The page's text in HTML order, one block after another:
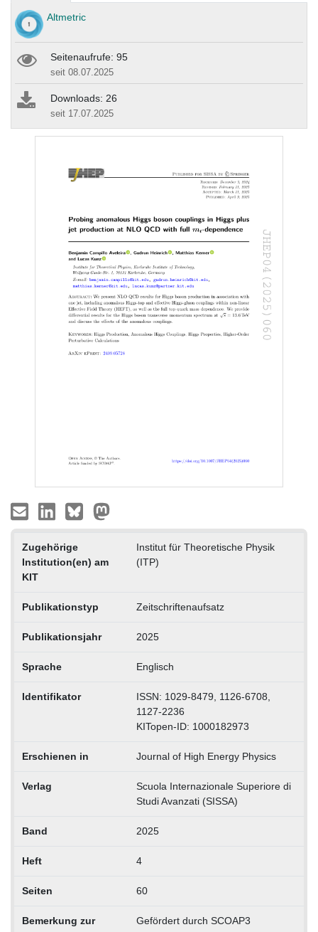
Altmetric
Seitenaufrufe: 95
seit 08.07.2025
Downloads: 26
seit 17.07.2025
Zugehörige
Institution(en) am
KIT
Institut für Theoretische Physik
(ITP)
Publikationstyp Zeitschriftenaufsatz
Publikationsjahr 2025
Sprache Englisch
Identifikator
ISSN: 1029-8479, 1126-6708,
1127-2236
KITopen-ID: 1000182973
Erschienen in Journal of High Energy Physics
Verlag
Scuola Internazionale Superiore di
Studi Avanzati (SISSA)
Band 2025
Heft 4
Seiten 60
Bemerkung zur
Gefördert durch SCOAP3